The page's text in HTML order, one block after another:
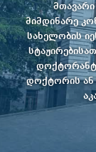
მიმდინარე
სახელობის
დოქტორის ან